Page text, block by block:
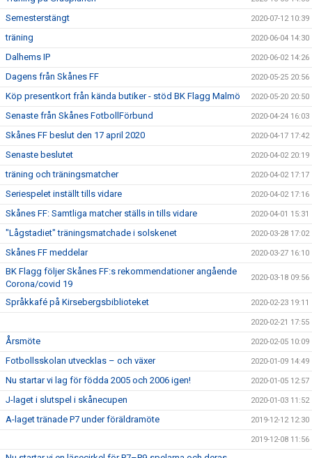
Semesterstängt 2020-07-12 10:39
träning 2020-06-04 14:30
Dalhems IP 2020-06-02 14:26
Dagens från Skånes FF 2020-05-25 20:56
Köp presentkort från kända butiker - stöd BK Flagg Malmö 2020-05-20 20:50
Senaste från Skånes FotbollFörbund 2020-04-24 16:03
Skånes FF beslut den 17 april 2020 2020-04-17 17:42
Senaste beslutet 2020-04-02 20:19
träning och träningsmatcher 2020-04-02 17:17
Seriespelet inställt tills vidare 2020-04-02 17:16
Skånes FF: Samtliga matcher ställs in tills vidare 2020-04-01 15:31
"Lågstadiet" träningsmatchade i solskenet 2020-03-28 17:02
Skånes FF meddelar 2020-03-27 16:10
BK Flagg följer Skånes FF:s rekommendationer angående
Corona/covid 19
2020-03-18 09:56
Språkkafé på Kirsebergsbiblioteket 2020-02-23 19:11
2020-02-21 17:55
Årsmöte 2020-02-05 10:09
Fotbollsskolan utvecklas – och växer 2020-01-09 14:49
Nu startar vi lag för födda 2005 och 2006 igen! 2020-01-05 12:57
J-laget i slutspel i skånecupen 2020-01-03 11:52
A-laget tränade P7 under föräldramöte 2019-12-12 12:30
2019-12-08 11:56